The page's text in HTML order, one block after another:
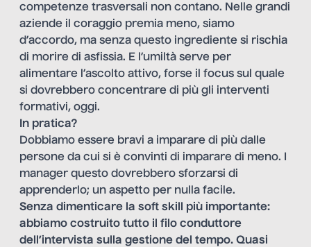
competenze trasversali non contano. Nelle grandi
aziende il coraggio premia meno, siamo
d’accordo, ma senza questo ingrediente si rischia
di morire di asfissia. E l’umiltà serve per
alimentare l’ascolto attivo, forse il focus sul quale
si dovrebbero concentrare di più gli interventi
formativi, oggi.
In pratica?
Dobbiamo essere bravi a imparare di più dalle
persone da cui si è convinti di imparare di meno. I
manager questo dovrebbero sforzarsi di
apprenderlo; un aspetto per nulla facile.
Senza dimenticare la soft skill più importante:
abbiamo costruito tutto il filo conduttore
dell’intervista sulla gestione del tempo. Quasi